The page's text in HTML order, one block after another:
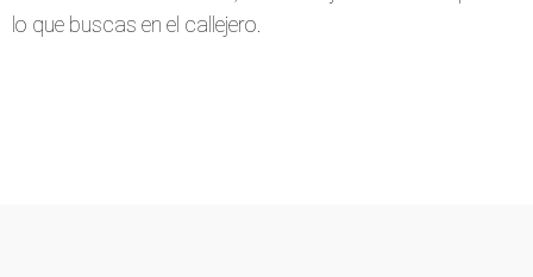
lo que buscas en el callejero.